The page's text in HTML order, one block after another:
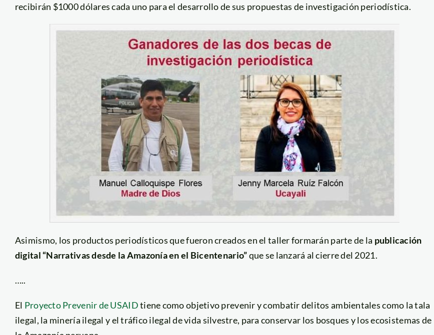
recibirán $1000 dólares cada uno para el desarrollo de sus propuestas de investigación periodística.
Asimismo, los productos periodísticos que fueron creados en el taller formarán parte de la publicación
digital “Narrativas desde la Amazonía en el Bicentenario”que se lanzará al cierre del 2021.
…..
El Proyecto Prevenir de USAIDtiene como objetivo prevenir y combatir delitos ambientales como la tala
ilegal, la minería ilegal y el tráfico ilegal de vida silvestre, para conservar los bosques y los ecosistemas de